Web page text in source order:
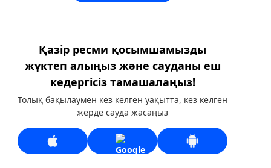
Қазір ресми қосымшамызды
жүктеп алыңыз және сауданы еш
кедергісіз тамашалаңыз!
Толық бақылаумен кез келген уақытта, кез келген
жерде сауда жасаңыз